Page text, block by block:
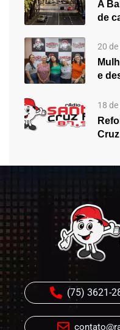
A
de
20
e
18
(75) 3621-